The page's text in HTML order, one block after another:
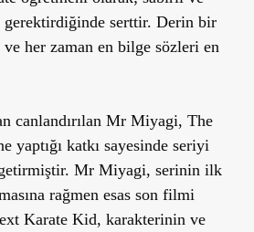
gerektirdiğinde serttir. Derin bir
her zaman en bilge sözleri en
canlandırılan Mr Miyagi, The
yaptığı katkı sayesinde seriyi
Mr Miyagi, serinin ilk
rağmen esas son filmi
Karate Kid, karakterinin ve